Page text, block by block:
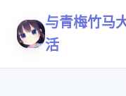
与青梅竹马
活